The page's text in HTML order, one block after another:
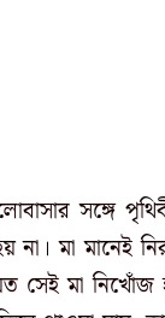
সঙ্গে
না। মা মানেই
সেই মা নিখোঁজ